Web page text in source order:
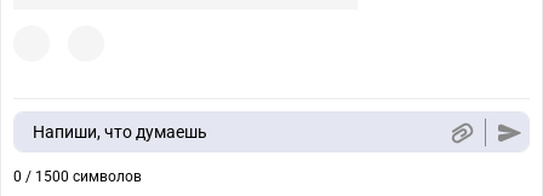
Напиши, что думаешь
0 / 1500 символов